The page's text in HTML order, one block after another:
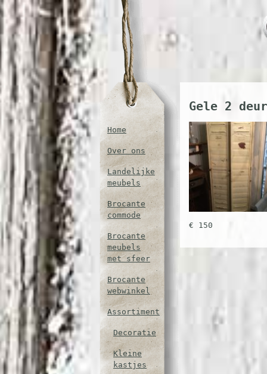
Home
Over ons
Landelijke
meubels
Brocante
commode
Brocante
meubels
met sfeer
Brocante
webwinkel
Assortiment
Decoratie
Kleine
kastjes
Gele 2
€ 150